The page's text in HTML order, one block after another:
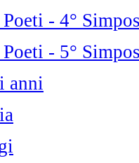
- 4°
- 5°
anni